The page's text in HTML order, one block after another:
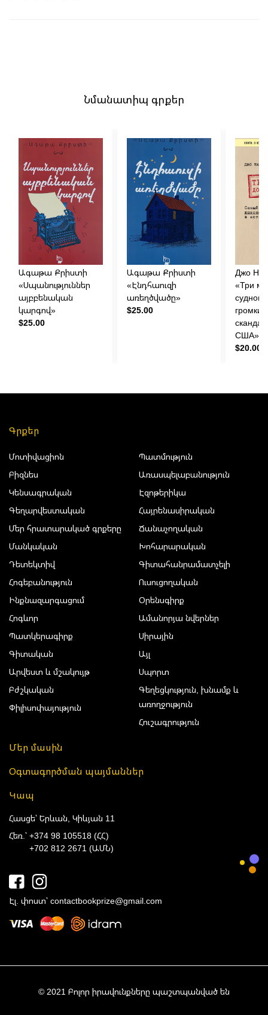
Նմանատիպ գրքեր
Ագաթա Քրիստի
«Սպանություններ
այբբենական
կարգով»
$25.00
Ագաթա Քրիստի
«Էնդհաուզի
առեղծվածը»
$25.00
Джо
«Три
США»
$20.00
Գրքեր
Մոտիվացիոն
Բիզնես
Կենսագրական
Գեղարվեստական
Մեր հրատարակած գրքերը
Մանկական
Դետեկտիվ
Հոգեբանություն
Ինքնազարգացում
Հոգևոր
Պատկերագիրք
Գիտական
Արվեստ և մշակույթ
Բժշկական
Փիլիսոփայություն
Պատմություն
Առասպելաբանություն
Էզոթերիկա
Հայրենասիրական
Ճանաչողական
Խոհարարական
Գիտահանրամատչելի
Ուսուցողական
Օրենսգիրք
Ամանորյա նվերներ
Սիրային
Այլ
Սպորտ
Գեղեցկություն, խնամք և
առողջություն
Հուշագրություն
Մեր մասին
Օգտագործման պայմաններ
Կապ
Հասցե՝ Երևան, Կիևյան 11
Հեռ.՝ +374 98 105518 (ՀՀ)
+702 812 2671 (ԱՄՆ)
Էլ. փոստ՝ contactbookprize@gmail.com
© 2021 Բոլոր իրավունքները պաշտպանված են